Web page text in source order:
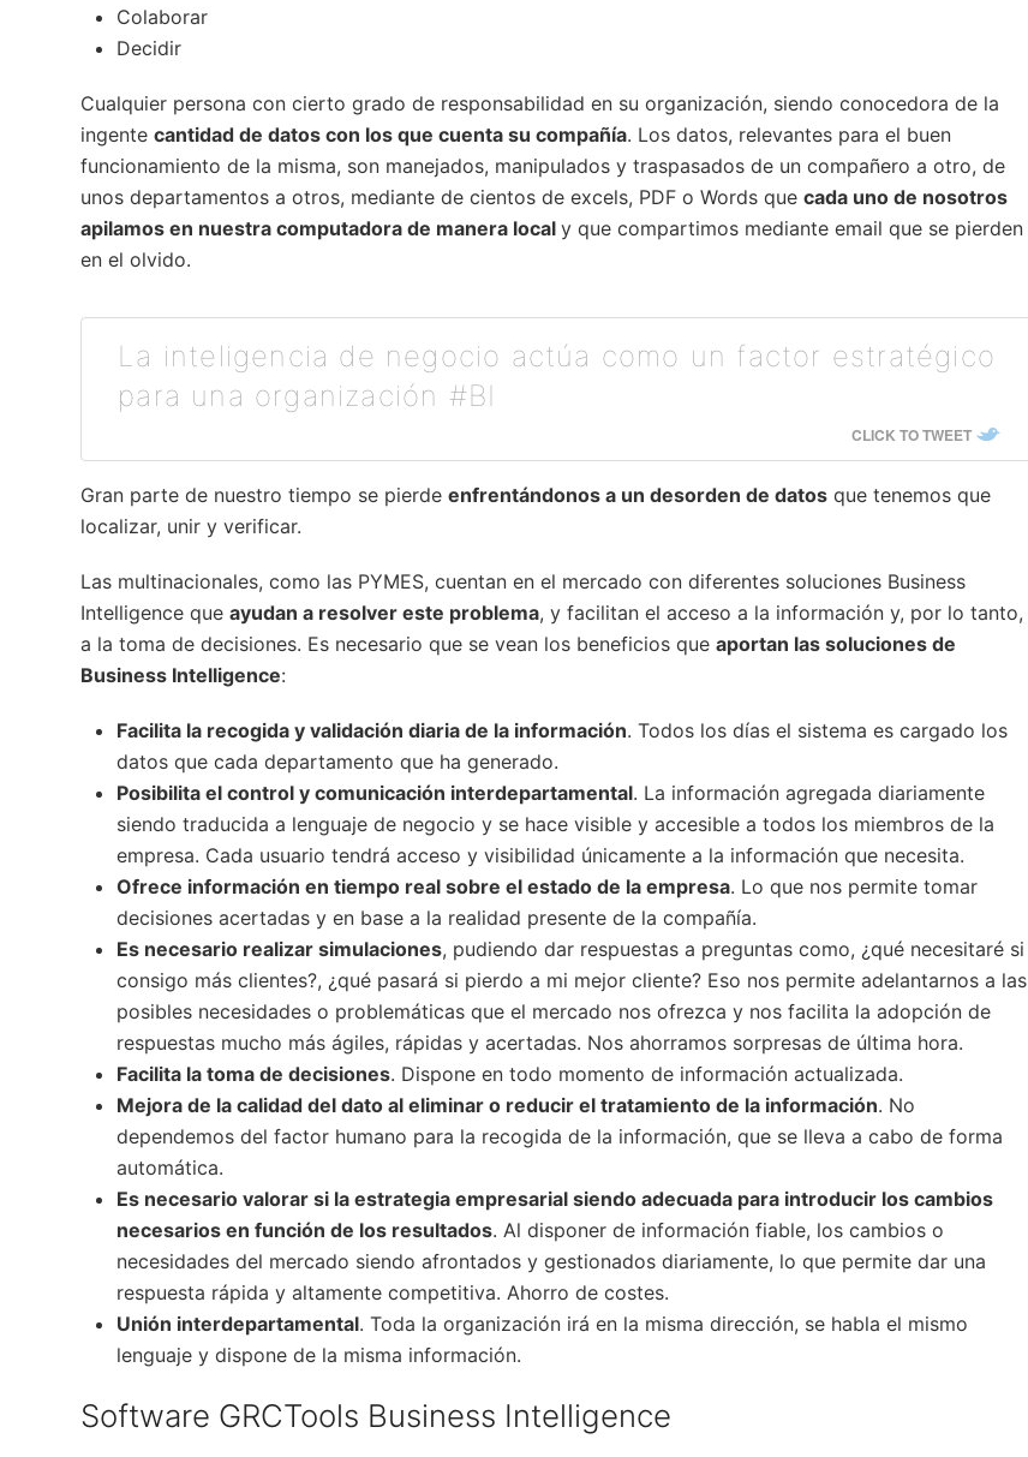
Colaborar
Decidir
Cualquier persona con cierto grado de responsabilidad en su organización, siendo conocedora de la
ingentecantidad de datos con los que cuenta su compañía. Los datos, relevantes para el buen
funcionamiento de la misma, son manejados, manipulados y traspasados de un compañero a otro, de
unos departamentos a otros, mediante de cientos de excels, PDF o Words quecada uno de nosotros
apilamos en nuestra computadora de manera localy que compartimos mediante email que se pierden
en el olvido.
La inteligencia de negocio actúa como un factor estratégico
para una organización #BI
CLICK TO TWEET
Gran parte de nuestro tiempo se pierdeenfrentándonos a un desorden de datos que tenemos que
localizar, unir y verificar.
Las multinacionales, como las PYMES, cuentan en el mercado con diferentes soluciones Business
Intelligence queayudan a resolver este problema, y facilitan el acceso a la información y, por lo tanto,
a la toma de decisiones. Es necesario que se vean los beneficios queaportan las soluciones de
Business Intelligence:
Facilita la recogida y validación diaria de la información. Todos los días el sistema es cargado los
datos que cada departamento que ha generado.
Posibilita el control y comunicación interdepartamental. La información agregada diariamente
siendo traducida a lenguaje de negocio y se hace visible y accesible a todos los miembros de la
empresa. Cada usuario tendrá acceso y visibilidad únicamente a la información que necesita.
Ofrece información en tiempo real sobre el estado de la empresa. Lo que nos permite tomar
decisiones acertadas y en base a la realidad presente de la compañía.
Es necesario realizar simulaciones, pudiendo dar respuestas a preguntas como, ¿qué necesitaré si
consigo más clientes?, ¿qué pasará si pierdo a mi mejor cliente? Eso nos permite adelantarnos a las
posibles necesidades o problemáticas que el mercado nos ofrezca y nos facilita la adopción de
respuestas mucho más ágiles, rápidas y acertadas. Nos ahorramos sorpresas de última hora.
Facilita la toma de decisiones. Dispone en todo momento de información actualizada.
Mejora de la calidad del dato al eliminar o reducir el tratamiento de la información. No
dependemos del factor humano para la recogida de la información, que se lleva a cabo de forma
automática.
Es necesario valorar si la estrategia empresarial siendo adecuada para introducir los cambios
necesarios en función de los resultados. Al disponer de información fiable, los cambios o
necesidades del mercado siendo afrontados y gestionados diariamente, lo que permite dar una
respuesta rápida y altamente competitiva. Ahorro de costes.
Unión interdepartamental. Toda la organización irá en la misma dirección, se habla el mismo
lenguaje y dispone de la misma información.
Software GRCTools Business Intelligence